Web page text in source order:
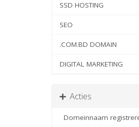
SSD HOSTING
SEO
.COM.BD DOMAIN
DIGITAL MARKETING
Acties
Domeinnaam